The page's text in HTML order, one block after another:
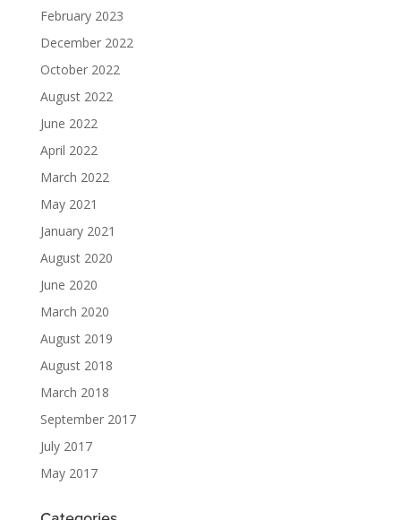
February 2023
December 2022
October 2022
August 2022
June 2022
April 2022
March 2022
May 2021
January 2021
August 2020
June 2020
March 2020
August 2019
August 2018
March 2018
September 2017
July 2017
May 2017